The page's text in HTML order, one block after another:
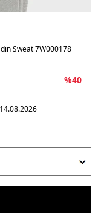
Sweat 7W000178
%40